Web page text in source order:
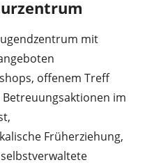
mit
offenem Treff
im
Früherziehung,